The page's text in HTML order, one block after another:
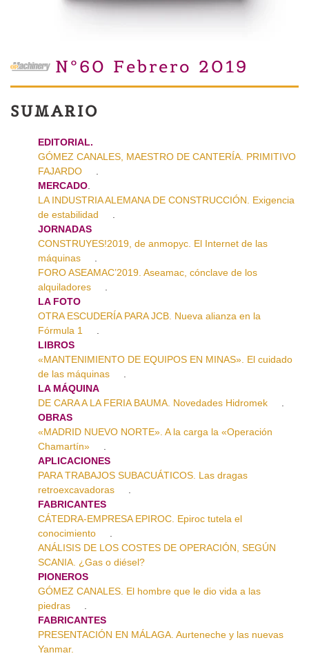
Nº60 Febrero 2019
SUMARIO
EDITORIAL.
GÓMEZ CANALES, MAESTRO DE CANTERÍA. PRIMITIVO
FAJARDO
MERCADO
LA INDUSTRIA ALEMANA DE CONSTRUCCIÓN. Exigencia
de estabilidad
JORNADAS
CONSTRUYES!2019, de anmopyc. El Internet de las
máquinas
FORO ASEAMAC’2019. Aseamac, cónclave de los
alquiladores
LA FOTO
OTRA ESCUDERÍA PARA JCB. Nueva alianza en la
Fórmula 1
LIBROS
«MANTENIMIENTO DE EQUIPOS EN MINAS». El cuidado
de las máquinas
LA MÁQUINA
DE CARA A LA FERIA BAUMA. Novedades Hidromek
OBRAS
«MADRID NUEVO NORTE». A la carga la «Operación
Chamartín»
APLICACIONES
PARA TRABAJOS SUBACUÁTICOS. Las dragas
retroexcavadoras
FABRICANTES
CÁTEDRA-EMPRESA EPIROC. Epiroc tutela el
conocimiento
ANÁLISIS DE LOS COSTES DE OPERACIÓN, SEGÚN
SCANIA. ¿Gas o diésel?
PIONEROS
GÓMEZ CANALES. El hombre que le dio vida a las
piedras
FABRICANTES
PRESENTACIÓN EN MÁLAGA. Aurteneche y las nuevas
Yanmar.